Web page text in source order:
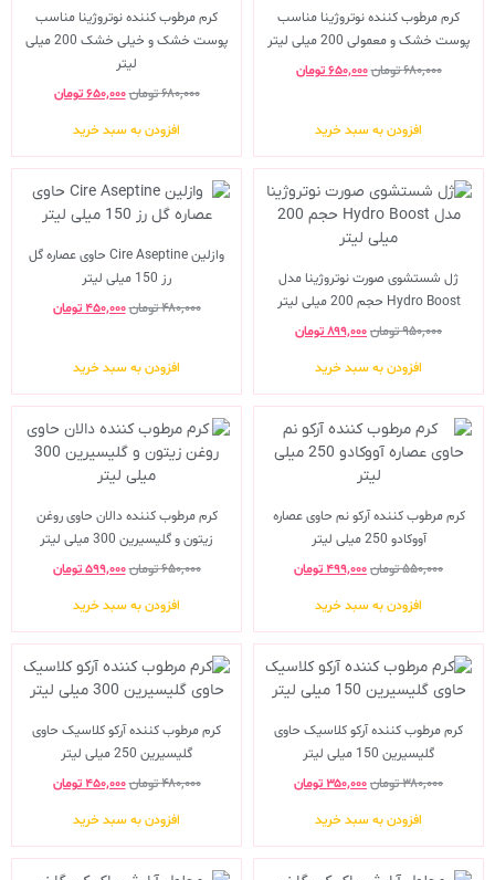
کرم مرطوب کننده نوتروژینا مناسب
پوست خشک و معمولی 200 میلی لیتر
۶۸۰,۰۰۰تومان۶۵۰,۰۰۰تومان
افزودن به سبد خرید
کرم مرطوب کننده نوتروژینا مناسب
پوست خشک و خیلی خشک 200 میلی
لیتر
۶۸۰,۰۰۰تومان۶۵۰,۰۰۰تومان
افزودن به سبد خرید
ژل شستشوی صورت نوتروژینا مدل
Hydro Boost حجم 200 میلی لیتر
۹۵۰,۰۰۰تومان۸۹۹,۰۰۰تومان
افزودن به سبد خرید
وازلین Cire Aseptine حاوی عصاره گل
رز 150 میلی لیتر
۴۸۰,۰۰۰تومان۴۵۰,۰۰۰تومان
افزودن به سبد خرید
کرم مرطوب کننده آرکو نم حاوی عصاره
آووکادو 250 میلی لیتر
۵۵۰,۰۰۰تومان۴۹۹,۰۰۰تومان
افزودن به سبد خرید
کرم مرطوب کننده دالان حاوی روغن
زیتون و گلیسیرین 300 میلی لیتر
۶۵۰,۰۰۰تومان۵۹۹,۰۰۰تومان
افزودن به سبد خرید
کرم مرطوب کننده آرکو کلاسیک حاوی
گلیسیرین 150 میلی لیتر
۳۸۰,۰۰۰تومان۳۵۰,۰۰۰تومان
افزودن به سبد خرید
کرم مرطوب کننده آرکو کلاسیک حاوی
گلیسیرین 250 میلی لیتر
۴۸۰,۰۰۰تومان۴۵۰,۰۰۰تومان
افزودن به سبد خرید